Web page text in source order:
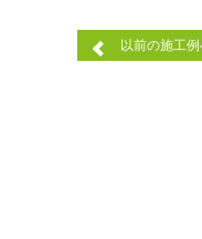
以前の施工例